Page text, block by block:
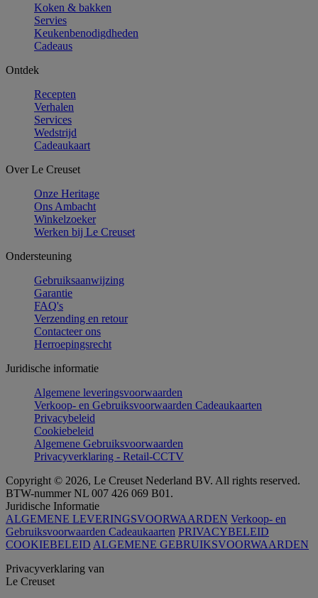
Koken & bakken
Servies
Keukenbenodigdheden
Cadeaus
Ontdek
Recepten
Verhalen
Services
Wedstrijd
Cadeaukaart
Over Le Creuset
Onze Heritage
Ons Ambacht
Winkelzoeker
Werken bij Le Creuset
Ondersteuning
Gebruiksaanwijzing
Garantie
FAQ's
Verzending en retour
Contacteer ons
Herroepingsrecht
Juridische informatie
Algemene leveringsvoorwaarden
Verkoop- en Gebruiksvoorwaarden Cadeaukaarten
Privacybeleid
Cookiebeleid
Algemene Gebruiksvoorwaarden
Privacyverklaring - Retail-CCTV
Copyright © 2026, Le Creuset Nederland BV. All rights reserved.
BTW-nummer NL 007 426 069 B01.
Juridische Informatie
ALGEMENE LEVERINGSVOORWAARDEN Verkoop- en
Gebruiksvoorwaarden Cadeaukaarten PRIVACYBELEID
COOKIEBELEID ALGEMENE GEBRUIKSVOORWAARDEN
Privacyverklaring van
Le Creuset